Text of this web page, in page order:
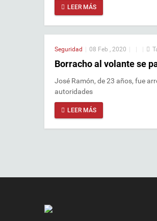
LEER MÁS
Seguridad 08 Feb , 2020
Borracho al volante se
José Ramón, de 23 años, fue
autoridades
LEER MÁS